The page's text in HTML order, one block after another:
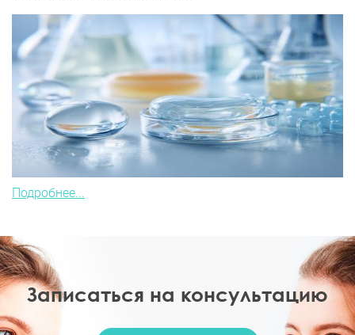
Подробнее...
Записаться на консультацию